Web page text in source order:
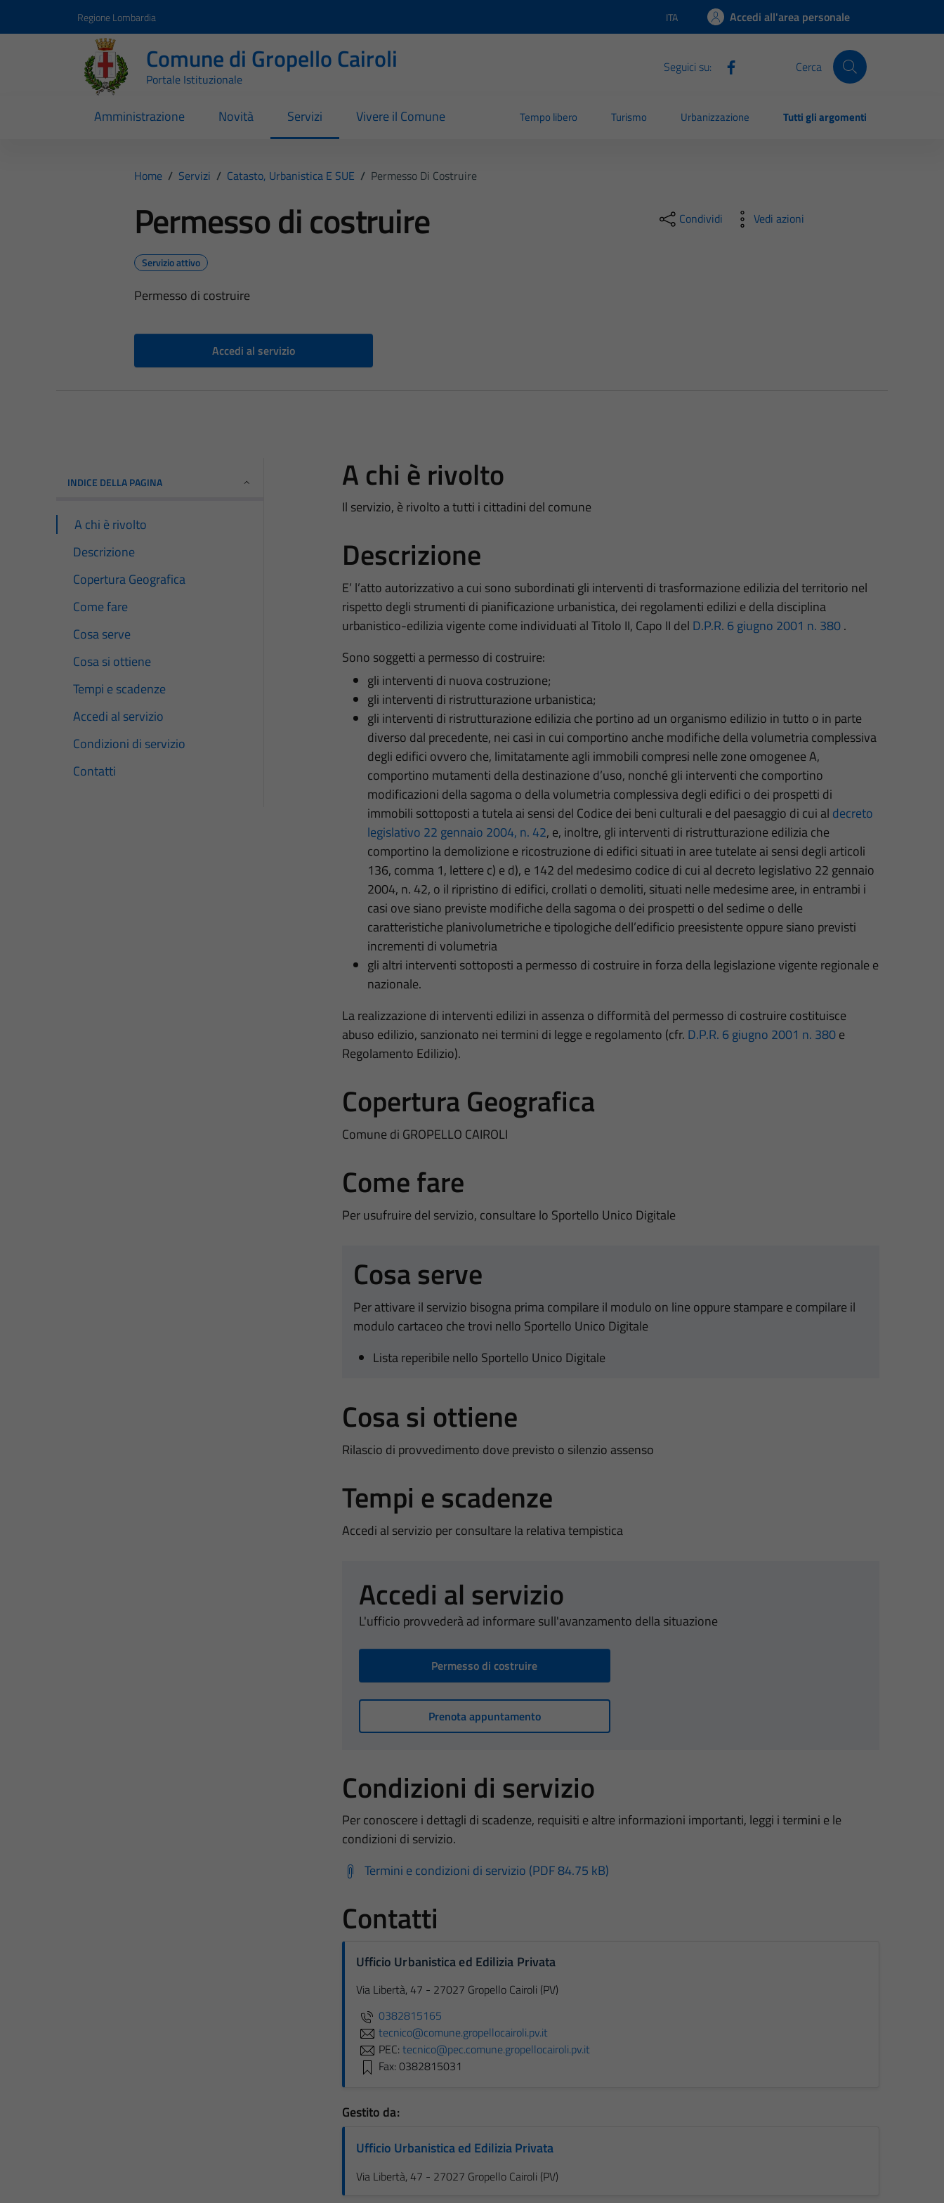
Regione Lombardia Lingua attiva:
ITA Accedi all'area personale
Comune di Gropello Cairoli
Portale Istituzionale
Seguici su: Cerca
Amministrazione Novità Servizi Vivere il Comune Tempo libero Turismo Urbanizzazione Tutti gli argomenti
Home / Servizi / Catasto, Urbanistica E SUE / Permesso Di Costruire
Permesso di costruire
Servizio attivo
Permesso di costruire
Accedi al servizio
Condividi Vedi azioni
INDICE DELLA PAGINA
A chi è rivolto
Descrizione
Copertura Geografica
Come fare
Cosa serve
Cosa si ottiene
Tempi e scadenze
Accedi al servizio
Condizioni di servizio
Contatti
A chi è rivolto
Il servizio, è rivolto a tutti i cittadini del comune
Descrizione
E’ l’atto autorizzativo a cui sono subordinati gli interventi di trasformazione edilizia del territorio nel
rispetto degli strumenti di pianificazione urbanistica, dei regolamenti edilizi e della disciplina
urbanistico-edilizia vigente come individuati al Titolo II, Capo II del D.P.R. 6 giugno 2001 n. 380.
Sono soggetti a permesso di costruire:
gli interventi di nuova costruzione;
gli interventi di ristrutturazione urbanistica;
gli interventi di ristrutturazione edilizia che portino ad un organismo edilizio in tutto o in parte
diverso dal precedente, nei casi in cui comportino anche modifiche della volumetria complessiva
degli edifici ovvero che, limitatamente agli immobili compresi nelle zone omogenee A,
comportino mutamenti della destinazione d’uso, nonché gli interventi che comportino
modificazioni della sagoma o della volumetria complessiva degli edifici o dei prospetti di
immobili sottoposti a tutela ai sensi del Codice dei beni culturali e del paesaggio di cui al decreto
legislativo 22 gennaio 2004, n. 42, e, inoltre, gli interventi di ristrutturazione edilizia che
comportino la demolizione e ricostruzione di edifici situati in aree tutelate ai sensi degli articoli
136, comma 1, lettere c) e d), e 142 del medesimo codice di cui al decreto legislativo 22 gennaio
2004, n. 42, o il ripristino di edifici, crollati o demoliti, situati nelle medesime aree, in entrambi i
casi ove siano previste modifiche della sagoma o dei prospetti o del sedime o delle
caratteristiche planivolumetriche e tipologiche dell’edificio preesistente oppure siano previsti
incrementi di volumetria
gli altri interventi sottoposti a permesso di costruire in forza della legislazione vigente regionale e
nazionale.
La realizzazione di interventi edilizi in assenza o difformità del permesso di costruire costituisce
abuso edilizio, sanzionato nei termini di legge e regolamento (cfr. D.P.R. 6 giugno 2001 n. 380e
Regolamento Edilizio).
Copertura Geografica
Comune di GROPELLO CAIROLI
Come fare
Per usufruire del servizio, consultare lo Sportello Unico Digitale
Cosa serve
Per attivare il servizio bisogna prima compilare il modulo on line oppure stampare e compilare il
modulo cartaceo che trovi nello Sportello Unico Digitale
Lista reperibile nello Sportello Unico Digitale
Cosa si ottiene
Rilascio di provvedimento dove previsto o silenzio assenso
Tempi e scadenze
Accedi al servizio per consultare la relativa tempistica
Accedi al servizio
L'ufficio provvederà ad informare sull'avanzamento della situazione
Permesso di costruire
Prenota appuntamento
Condizioni di servizio
Per conoscere i dettagli di scadenze, requisiti e altre informazioni importanti, leggi i termini e le
condizioni di servizio.
Termini e condizioni di servizio (PDF 84.75 kB)
Contatti
Ufficio Urbanistica ed Edilizia Privata
Via Libertà, 47 - 27027 Gropello Cairoli (PV)
0382815165
tecnico@comune.gropellocairoli.pv.it
PEC: tecnico@pec.comune.gropellocairoli.pv.it
Fax: 0382815031
Gestito da:
Ufficio Urbanistica ed Edilizia Privata
Via Libertà, 47 - 27027 Gropello Cairoli (PV)